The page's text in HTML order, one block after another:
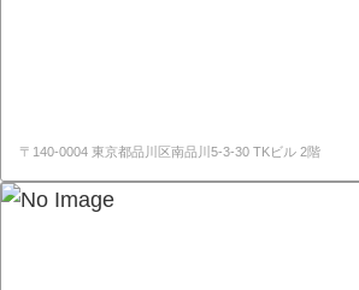
〒140-0004 東京都品川区南品川5-3-30 TKビル 2階